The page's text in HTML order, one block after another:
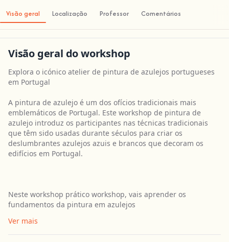
Visão geral Localização Professor Comentários
Visão geral do workshop
Explora o icónico atelier de pintura de azulejos portugueses
em Portugal
A pintura de azulejo é um dos ofícios tradicionais mais
emblemáticos de Portugal. Este workshop de pintura de
azulejo introduz os participantes nas técnicas tradicionais
que têm sido usadas durante séculos para criar os
deslumbrantes azulejos azuis e brancos que decoram os
edifícios em Portugal.
Neste workshop prático workshop, vais aprender os
fundamentos da pintura em azulejos
Ver mais